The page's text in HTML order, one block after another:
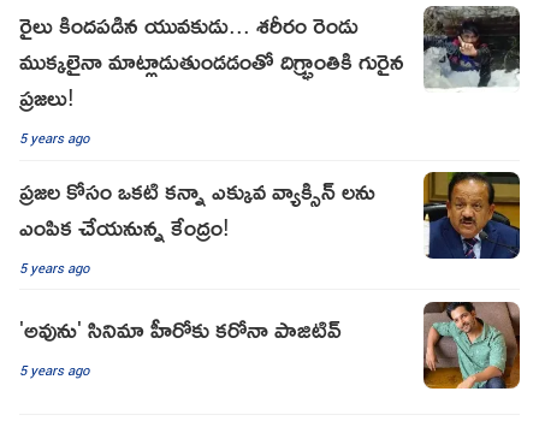
రైలు కిందపడిన యువకుడు... శరీరం రెండు
ముక్కలైనా మాట్లాడుతుండడంతో దిగ్భ్రాంతికి గురైన
ప్రజలు!
5 years ago
ప్రజల కోసం ఒకటి కన్నా ఎక్కువ వ్యాక్సిన్ లను
ఎంపిక చేయనున్న కేంద్రం!
5 years ago
'అవును' సినిమా హీరోకు కరోనా పాజిటివ్
5 years ago